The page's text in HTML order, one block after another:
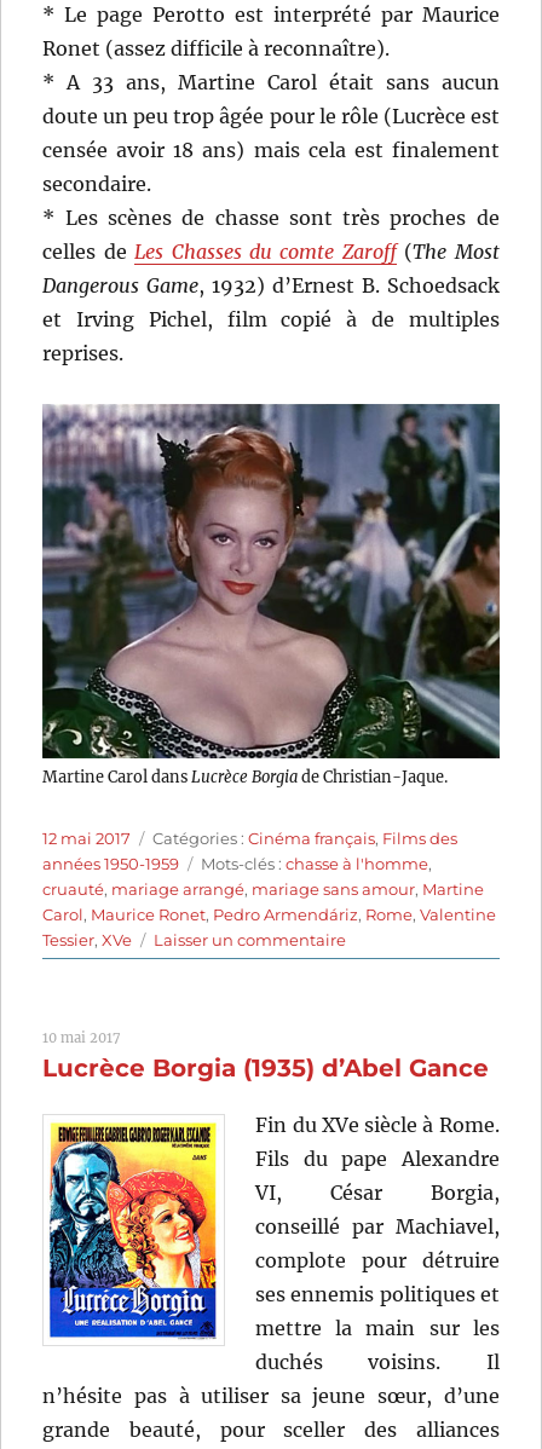
* Le page Perotto est interprété par Maurice
Ronet (assez difficile à reconnaître).
* A 33 ans, Martine Carol était sans aucun
doute un peu trop âgée pour le rôle (Lucrèce est
censée avoir 18 ans) mais cela est finalement
secondaire.
* Les scènes de chasse sont très proches de
celles de Les Chasses du comte Zaroff(The Most
Dangerous Game, 1932) d’Ernest B. Schoedsack
et Irving Pichel, film copié à de multiples
reprises.
Martine Carol dans Lucrèce Borgiade Christian-Jaque.
Publié
le
12 mai 2017 Catégories
Catégories :Cinéma français, Films des
années 1950-1959
Étiquettes
Mots-clés :chasse à l'homme,
cruauté, mariage arrangé, mariage sans amour, Martine
Carol, Maurice Ronet, Pedro Armendáriz, Rome,Valentine
Tessier,XVe Laisser un commentairesur
Lucrèce
Christian-
10 mai 2017
Lucrèce Borgia (1935) d’Abel Gance
Fin du XVe siècle à Rome.
Fils du pape Alexandre
VI, César Borgia,
conseillé par Machiavel,
complote pour détruire
ses ennemis politiques et
mettre la main sur les
duchés voisins. Il
n’hésite pas à utiliser sa jeune sœur, d’une
grande beauté, pour sceller des alliances